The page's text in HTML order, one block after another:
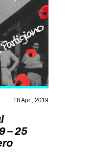
18 Apr , 2019
– 25